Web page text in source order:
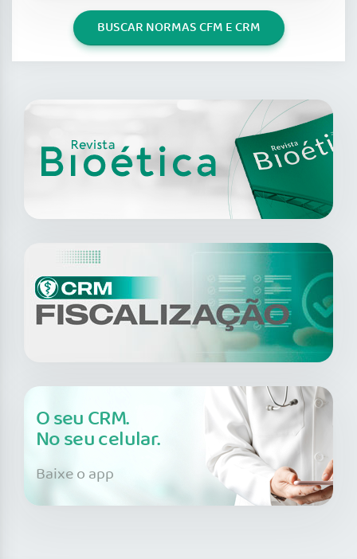
BUSCAR NORMAS CFM E CRM
O seu CRM.
No seu celular.
Baixe o app